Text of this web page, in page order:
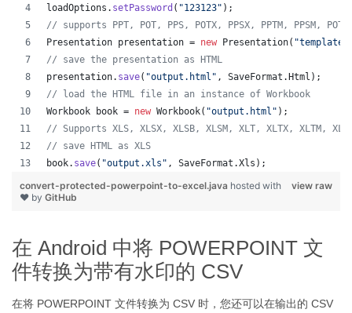
loadOptions . setPassword ( "123123" );
// supports PPT, POT, PPS, POTX, PPSX, PPTM, PPSM,
Presentation presentation = new Presentation(
// save the presentation as HTML
presentation. save( "output.html" , SaveFormat . Html );
// load the HTML file in an instance of Workbook
Workbook
book = new Workbook( "output.html" );
// Supports XLS, XLSX, XLSB, XLSM, XLT, XLTX, XLTM,
// save HTML as XLS
book. save( "output.xls" , SaveFormat .Xls );
view raw
convert-protected-powerpoint-to-excel.java hosted with
❤ by GitHub
在 Android 中将 POWERPOINT 文
件转换为带有水印的 CSV
在将 POWERPOINT 文件转换为 CSV 时，您还可以在输出的 CSV